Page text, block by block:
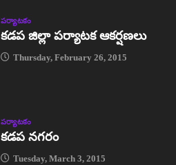
పర్యాటకం
కడప జిల్లా పర్యాటక ఆకర్షణలు
Thursday, February 26, 2015
పర్యాటకం
కడప నగరం
Tuesday, March 3, 2015